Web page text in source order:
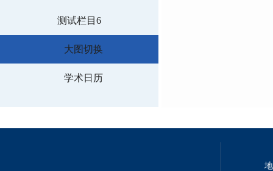
测试栏目6
大图切换
学术日历